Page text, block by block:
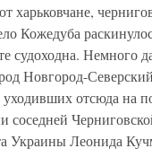
харьковчане,
Кожедуба
судоходна. Немного
Новгород-
отсюда на
соседней
Украины Леонида